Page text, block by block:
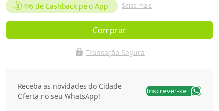
4% de Cashback pelo App! Saiba mais
Comprar
lock Transação Segura
Receba as novidades do Cidade
Oferta no seu WhatsApp!
Inscrever-se